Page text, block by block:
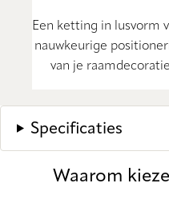
Een ketting in lusvorm
nauwkeurige
van je raamdecoratie
Specificaties
Waarom